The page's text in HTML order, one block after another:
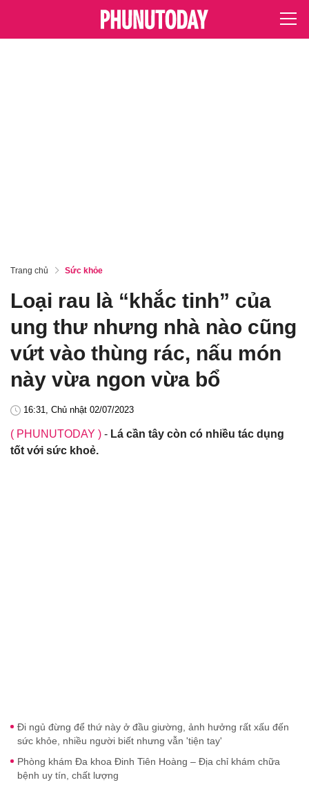
Trang chủ Sức khỏe
Loại rau là “khắc tinh” của
ung thư nhưng nhà nào cũng
vứt vào thùng rác, nấu món
này vừa ngon vừa bổ
16:31, Chủ nhật 02/07/2023
( PHUNUTODAY ) - Lá cần tây còn có nhiều tác dụng
tốt với sức khoẻ.
Đi ngủ đừng để thứ này ở đầu giường, ảnh hưởng rất xấu đến
sức khỏe, nhiều người biết nhưng vẫn 'tiện tay'
Phòng khám Đa khoa Đinh Tiên Hoàng – Địa chỉ khám chữa
bệnh uy tín, chất lượng